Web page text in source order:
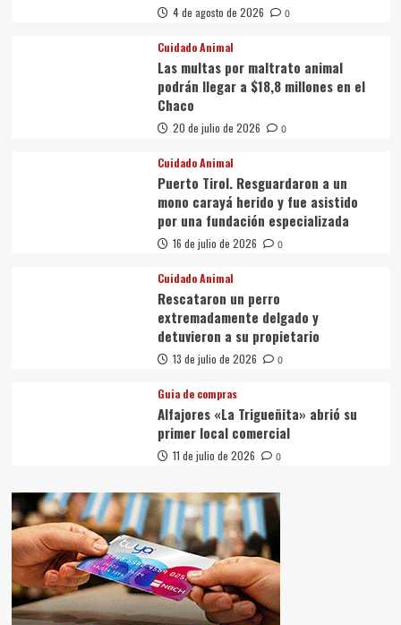
4 de agosto de 2026 0
Cuidado Animal
Las multas por maltrato animal
podrán llegar a $18,8 millones en el
Chaco
20 de julio de 2026 0
Cuidado Animal
Puerto Tirol. Resguardaron a un
mono carayá herido y fue asistido
por una fundación especializada
16 de julio de 2026 0
Cuidado Animal
Rescataron un perro
extremadamente delgado y
detuvieron a su propietario
13 de julio de 2026 0
Guia de compras
Alfajores «La Trigueñita» abrió su
primer local comercial
11 de julio de 2026 0